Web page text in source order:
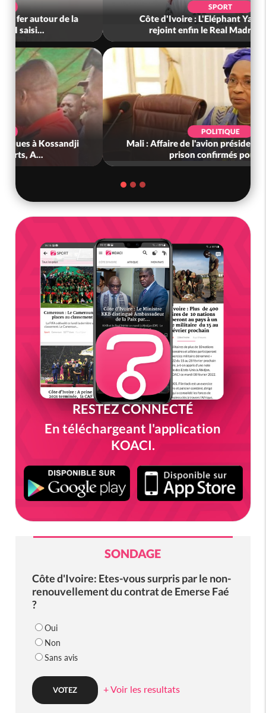
Côte d'Ivoire : Fin du rachat des 100 000
tonnes de cacao, le SYNARFA-CI co...
POLITIQUE
Côte d'Ivoire : À Abidjan, Amadou Oury Bah
admire le modèle ivoirien et veu...
RESTEZ CONNECTÉ
En téléchargeant l'application
KOACI.
SONDAGE
Côte d'Ivoire: Etes-vous surpris par le non-
renouvellement du contrat de Emerse Faé
?
Oui
Non
Sans avis
+ Voir les resultats